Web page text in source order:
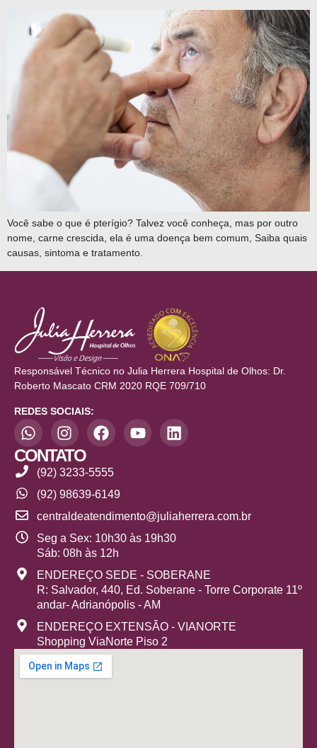
Você sabe o que é pterígio? Talvez você conheça, mas por outro
nome, carne crescida, ela é uma doença bem comum, Saiba quais
causas, sintoma e tratamento.
Responsável Técnico no Julia Herrera Hospital de Olhos: Dr.
Roberto Mascato CRM 2020 RQE 709/710
REDES SOCIAIS:
CONTATO
(92) 3233-5555
(92) 98639-6149
centraldeatendimento@juliaherrera.com.br
Seg a Sex: 10h30 às 19h30
Sáb: 08h às 12h
ENDEREÇO SEDE - SOBERANE
R: Salvador, 440, Ed. Soberane - Torre Corporate 11º
andar- Adrianópolis - AM
ENDEREÇO EXTENSÃO - VIANORTE
Shopping ViaNorte Piso 2